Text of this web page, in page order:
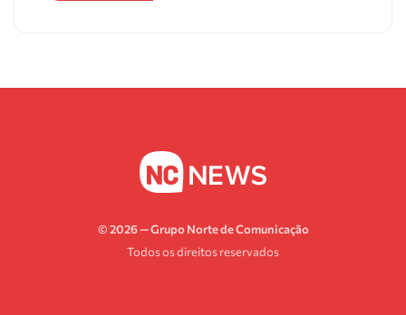
© 2026 — Grupo Norte de Comunicação
Todos os direitos reservados